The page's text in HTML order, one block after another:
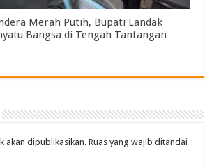
Merah Putih, Bupati Landak
Bangsa di Tengah Tantangan
akan dipublikasikan. Ruas yang wajib ditandai